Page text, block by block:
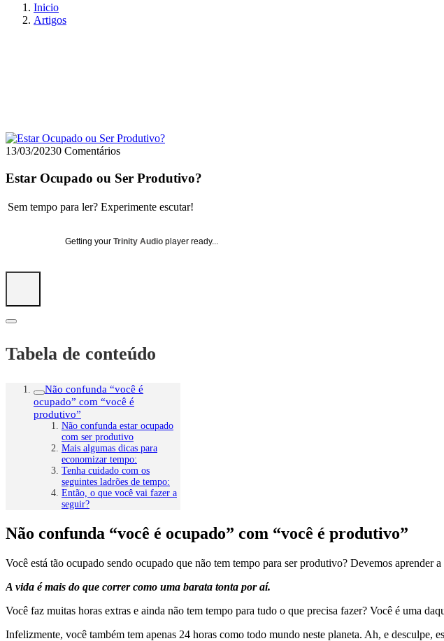
Inicio
Artigos
13/03/20230 Comentários
Estar Ocupado ou Ser Produtivo?
Sem tempo para ler? Experimente escutar!
Getting your Trinity Audio player ready...
Tabela de conteúdo
Não confunda “você é
ocupado” com “você é
produtivo”
Não confunda estar ocupado
com ser produtivo
Mais algumas dicas para
economizar tempo:
Tenha cuidado com os
seguintes ladrões de tempo:
Então, o que você vai fazer a
seguir?
Não confunda “você é ocupado” com “você é produtivo”
Você está tão ocupado sendo ocupado que não tem tempo para ser produtivo? Devemos
A vida é mais do que correr como uma barata tonta por aí.
Você faz muitas horas extras e ainda não tem tempo para tudo o que precisa fazer? Você é uma
Infelizmente, você também tem apenas 24 horas como todo mundo neste planeta. Ah, e desculpe,